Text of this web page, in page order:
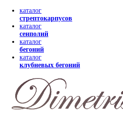
каталог
стрептокарпусов
каталог
сенполий
каталог
бегоний
каталог
клубневых бегоний